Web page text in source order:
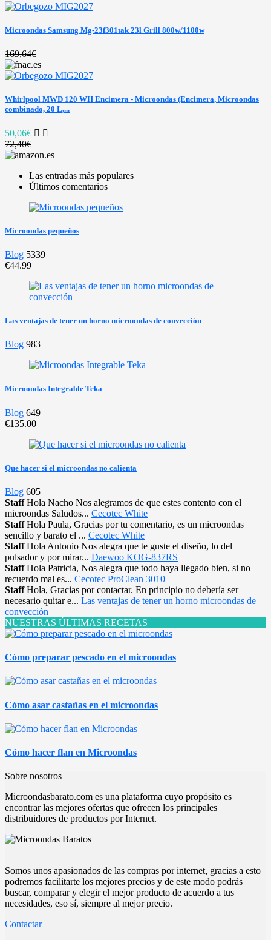
Microondas Samsung Mg-23f301tak 23l Grill 800w/1100w
169,64€
Whirlpool MWD 120 WH Encimera - Microondas (Encimera, Microondas
combinado, 20 L,...
50,06€
72,40€
Las entradas más populares
Últimos comentarios
Microondas pequeños
Blog 5339
€44.99
Las ventajas de tener un horno microondas de convección
Blog 983
Microondas Integrable Teka
Blog 649
€135.00
Que hacer si el microondas no calienta
Blog 605
StaffHola Nacho Nos alegramos de que estes contento con el
microondas Saludos... Cecotec White
StaffHola Paula, Gracias por tu comentario, es un microondas
sencillo y barato el ... Cecotec White
StaffHola Antonio Nos alegra que te guste el diseño, lo del
pulsador y por mirar... Daewoo KOG-837RS
StaffHola Patricia, Nos alegra que todo haya llegado bien, si no
recuerdo mal es... Cecotec ProClean 3010
StaffHola, Gracias por contactar. En principio no debería ser
necesario quitar e... Las ventajas de tener un horno microondas de
convección
NUESTRAS ÚLTIMAS RECETAS
Cómo preparar pescado en el microondas
Cómo asar castañas en el microondas
Cómo hacer flan en Microondas
Sobre nosotros
Microondasbarato.com es una plataforma cuyo propósito es
encontrar las mejores ofertas que ofrecen los principales
distribuidores de productos por Internet.
Somos unos apasionados de las compras por internet, gracias a esto
podremos facilitarte los mejores precios y de este modo podrás
buscar, comparar y elegir el mejor producto de acuerdo a tus
necesidades, eso sí, siempre al mejor precio.
Contactar